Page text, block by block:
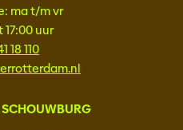
ma t/m vr
17:00 uur
18 110